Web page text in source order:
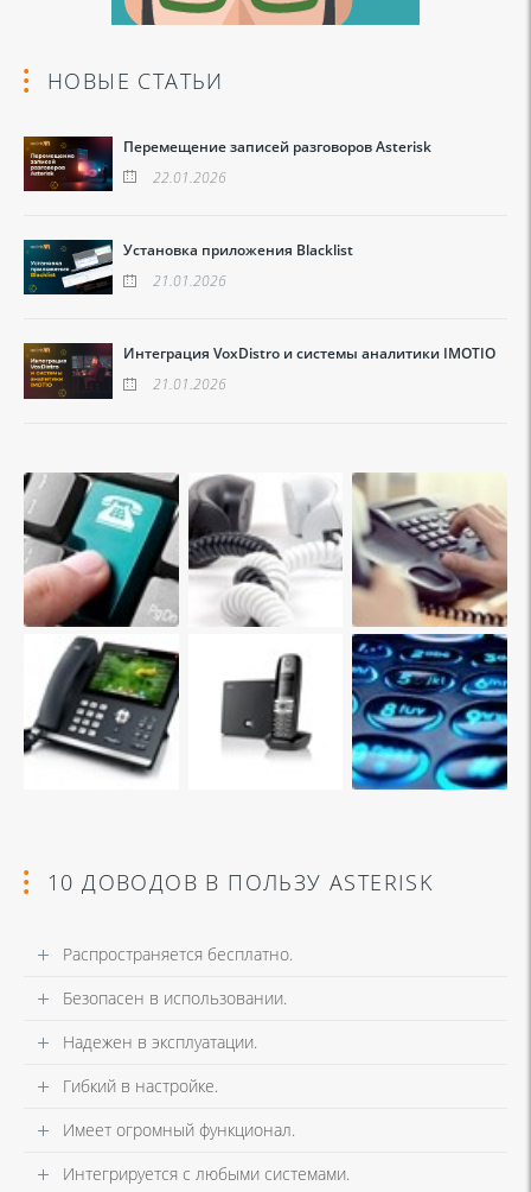
НОВЫЕ СТАТЬИ
Перемещение записей разговоров Asterisk
22.01.2026
Установка приложения Blacklist
21.01.2026
Интеграция VoxDistro и системы аналитики IMOTIO
21.01.2026
10 ДОВОДОВ В ПОЛЬЗУ ASTERISK
Распространяется бесплатно.
Безопасен в использовании.
Надежен в эксплуатации.
Гибкий в настройке.
Имеет огромный функционал.
Интегрируется с любыми системами.